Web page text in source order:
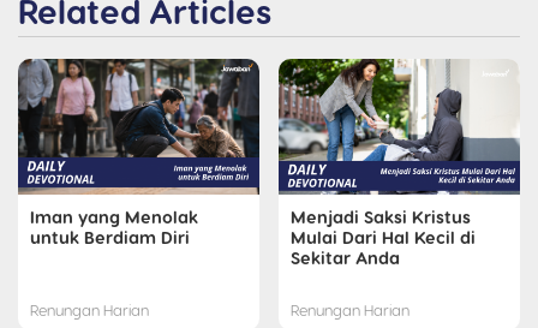
Related Articles
Iman yang Menolak
untuk Berdiam Diri
Renungan Harian
Menjadi Saksi Kristus
Mulai Dari Hal Kecil di
Sekitar Anda
Renungan Harian